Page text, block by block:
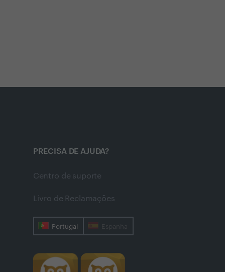
PRECISA DE AJUDA?
Centro de suporte
Livro de Reclamações
Portugal Espanha